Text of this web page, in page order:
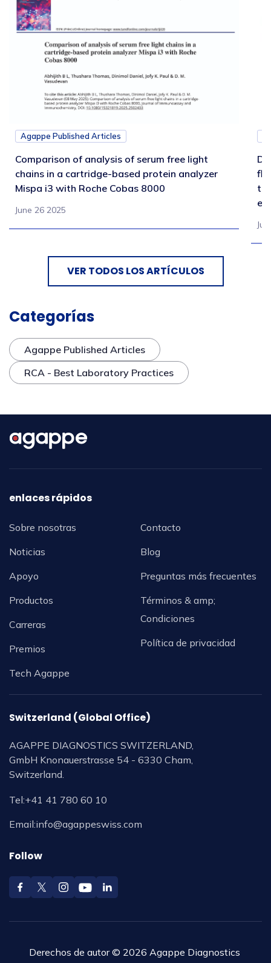
Agappe Published Articles
Comparison of analysis of serum free light
chains in a cartridge-based protein analyzer
Mispa i3 with Roche Cobas 8000
June 26 2025
VER TODOS LOS ARTÍCULOS
Categorías
Agappe Published Articles
RCA - Best Laboratory Practices
enlaces rápidos
Sobre nosotras
Noticias
Apoyo
Productos
Carreras
Premios
Tech Agappe
Contacto
Blog
Preguntas más frecuentes
Términos & amp;
Condiciones
Política de privacidad
Switzerland (Global Office)
AGAPPE DIAGNOSTICS SWITZERLAND,
GmbH Knonauerstrasse 54 - 6330 Cham,
Switzerland.
Tel:+41 41 780 60 10
Email:info@agappeswiss.com
Follow
Derechos de autor © 2026 Agappe Diagnostics